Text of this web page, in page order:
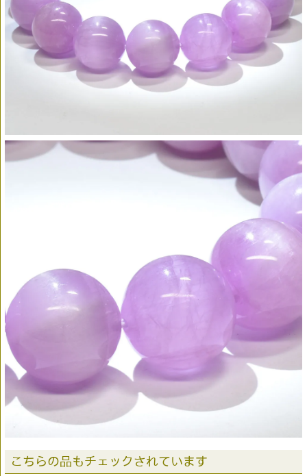
こちらの品もチェックされています